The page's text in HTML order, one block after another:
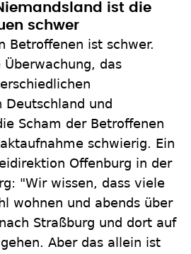
ist die
schwer
Betroffenen ist schwer.
das
Deutschland und
Scham der Betroffenen
schwierig. Ein
Offenburg in der
"Wir wissen, dass viele
wohnen und abends über
Straßburg und dort auf
Aber das allein ist